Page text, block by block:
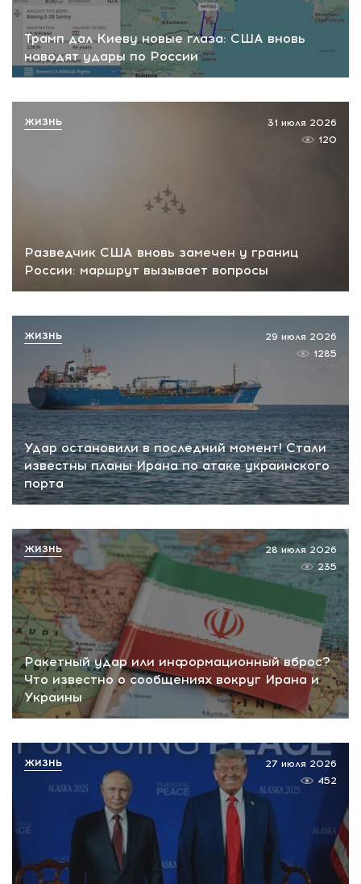
Трамп дал Киеву новые глаза: США вновь
наводят удары по России
Разведчик США вновь замечен у границ
России: маршрут вызывает вопросы
31 июля 2026
120
ЖИЗНЬ
Удар остановили в последний момент! Стали
известны планы Ирана по атаке украинского
порта
29 июля 2026
1285
ЖИЗНЬ
Ракетный удар или информационный вброс?
Что известно о сообщениях вокруг Ирана и
Украины
28 июля 2026
235
ЖИЗНЬ
27 июля 2026
452
ЖИЗНЬ